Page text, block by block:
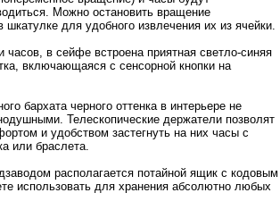
Можно остановить вращение
для удобного извлечения их из ячейки.
часов, в сейфе встроена приятная светло-синяя
включающаяся с сенсорной кнопки на
бархата черного оттенка в интерьере не
Телескопические держатели позволят
и удобством застегнуть на них часы с
или браслета.
располагается потайной ящик с кодовым
использовать для хранения абсолютно любых